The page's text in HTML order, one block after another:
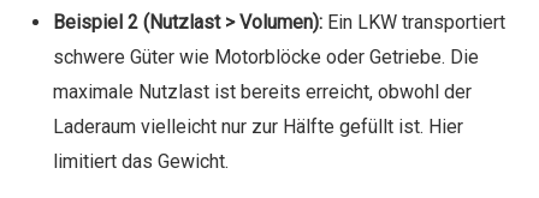
Beispiel 2 (Nutzlast > Volumen): Ein LKW transportiert
schwere Güter wie Motorblöcke oder Getriebe. Die
maximale Nutzlast ist bereits erreicht, obwohl der
Laderaum vielleicht nur zur Hälfte gefüllt ist. Hier
limitiert das Gewicht.